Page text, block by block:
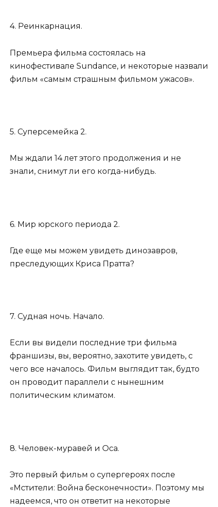
4. Реинкарнация.
Премьера фильма состоялась на
кинофестивале Sundance, и некоторые назвали
фильм «самым страшным фильмом ужасов».
5. Суперсемейка 2.
Мы ждали 14 лет этого продолжения и не
знали, снимут ли его когда-нибудь.
6. Мир юрского периода 2.
Где еще мы можем увидеть динозавров,
преследующих Криса Пратта?
7. Судная ночь. Начало.
Если вы видели последние три фильма
франшизы, вы, вероятно, захотите увидеть, с
чего все началось. Фильм выглядит так, будто
он проводит параллели с нынешним
политическим климатом.
8. Человек-муравей и Оса.
Это первый фильм о супергероях после
«Мстители: Война бесконечности». Поэтому мы
надеемся, что он ответит на некоторые